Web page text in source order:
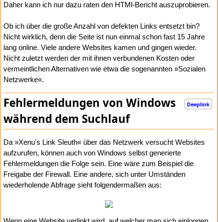
Daher kann ich nur dazu raten den HTMl-Bericht auszuprobieren.
Ob ich über die große Anzahl von defekten Links entsetzt bin?
Nicht wirklich, denn die Seite ist nun einmal schon fast 15 Jahre
lang online. Viele andere Websites kamen und gingen wieder.
Nicht zuletzt werden der mit ihnen verbundenen Kosten oder
vermeintlichen Alternativen wie etwa die sogenannten »Sozialen
Netzwerke«.
Deeplink
Fehlermeldungen von Windows
während dem Suchlauf
Da »Xenu's Link Sleuth« über das Netzwerk versucht Websites
aufzurufen, können auch von Windows selbst generierte
Fehlermeldungen die Folge sein. Eine wäre zum Beispiel die
Freigabe der Firewall. Eine andere, sich unter Umständen
wiederholende Abfrage sieht folgendermaßen aus: